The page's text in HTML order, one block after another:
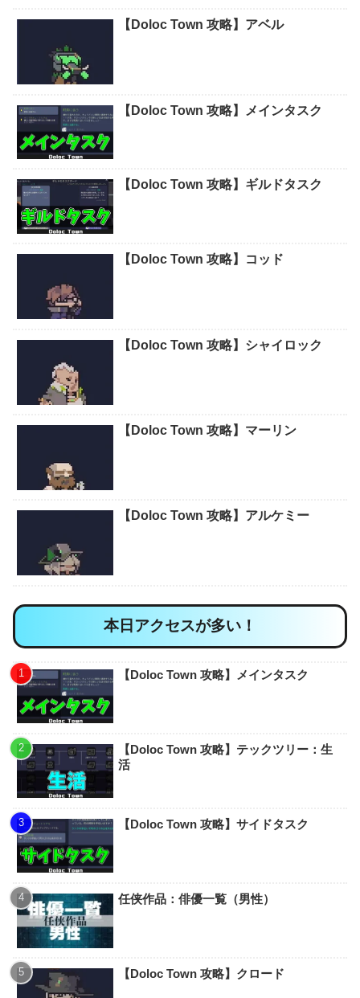
【Doloc Town 攻略】アベル
【Doloc Town 攻略】メインタスク
【Doloc Town 攻略】ギルドタスク
【Doloc Town 攻略】コッド
【Doloc Town 攻略】シャイロック
【Doloc Town 攻略】マーリン
【Doloc Town 攻略】アルケミー
本日アクセスが多い！
【Doloc Town 攻略】メインタスク
【Doloc Town 攻略】テックツリー：生
活
【Doloc Town 攻略】サイドタスク
任侠作品：俳優一覧（男性）
【Doloc Town 攻略】クロード